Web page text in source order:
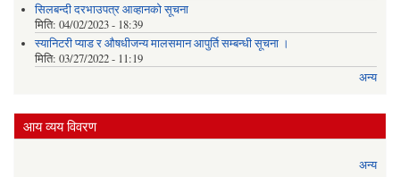
सिलबन्दी दरभाउपत्र आव्हानको सूचना
मिति: 04/02/2023 - 18:39
स्यानिटरी प्याड र ‌औषधीजन्य मालसमान आपुर्ति सम्बन्धी सूचना ।
मिति: 03/27/2022 - 11:19
अन्य
आय व्यय विवरण
अन्य